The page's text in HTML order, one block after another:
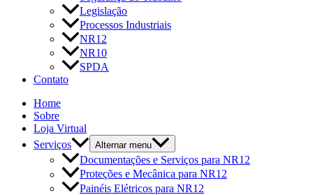
Legislação
Processos Industriais
NR12
NR10
SPDA
Contato
Home
Sobre
Loja Virtual
Serviços
Alternar menu
Documentações e Serviços para NR12
Proteções e Mecânica para NR12
Painéis Elétricos para NR12